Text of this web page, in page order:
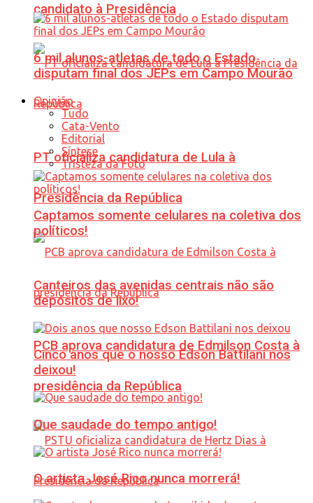
candidato à Presidência
PT oficializa candidatura de Lula à
Presidência da República
PCB aprova candidatura de Edmilson Costa à
presidência da República
6 mil alunos-atletas de todo o Estado
disputam final dos JEPs em Campo Mourão
Opinião
Tudo
Cata-Vento
Editorial
Síntese
Tristeza da Foto
Captamos somente celulares na coletiva dos
políticos!
Canteiros das avenidas centrais não são
depósitos de lixo!
Cinco anos que o nosso Edson Battilani nos
deixou!
Que saudade do tempo antigo!
O artista José Rico nunca morrerá!